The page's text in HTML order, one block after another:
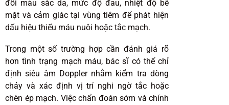
đổi màu sắc da, mức độ đau, nhiệt độ bề
mặt và cảm giác tại vùng tiêm để phát hiện
dấu hiệu thiếu máu nuôi hoặc tắc mạch.
Trong một số trường hợp cần đánh giá rõ
hơn tình trạng mạch máu, bác sĩ có thể chỉ
định siêu âm Doppler nhằm kiểm tra dòng
chảy và xác định vị trí nghi ngờ tắc hoặc
chèn ép mạch. Việc chẩn đoán sớm và chính